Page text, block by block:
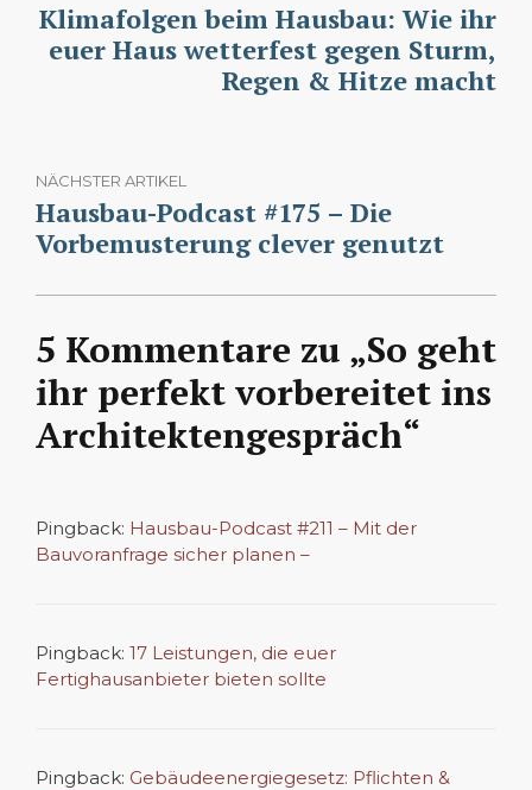
Klimafolgen beim Hausbau: Wie ihr
euer Haus wetterfest gegen Sturm,
Regen & Hitze macht
NÄCHSTER ARTIKEL
Hausbau-Podcast #175 – Die
Vorbemusterung clever genutzt
5 Kommentare zu „So geht
ihr perfekt vorbereitet ins
Architektengespräch“
Pingback: Hausbau-Podcast #211 – Mit der
Bauvoranfrage sicher planen –
Pingback: 17 Leistungen, die euer
Fertighausanbieter bieten sollte
Pingback: Gebäudeenergiegesetz: Pflichten &